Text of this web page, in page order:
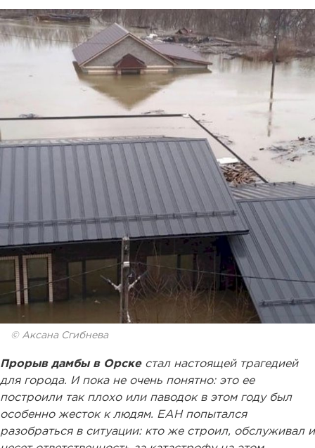
© Аксана Сгибнева
Прорыв дамбы в Орскестал настоящей трагедией
для города. И пока не очень понятно: это ее
построили так плохо или паводок в этом году был
особенно жесток к людям. ЕАН попытался
разобраться в ситуации: кто же строил, обслуживал и